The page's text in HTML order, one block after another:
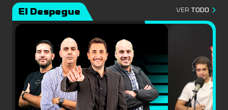
El Despegue VER TODO